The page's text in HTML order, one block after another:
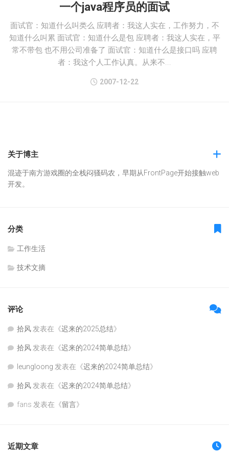
一个java程序员的面试
面试官：知道什么叫类么 应聘者：我这人实在，工作努力，不
知道什么叫累 面试官：知道什么是包 应聘者：我这人实在，平
常不带包 也不用公司准备了 面试官：知道什么是接口吗 应聘
者：我这个人工作认真。从来不...
2007-12-22
关于博主
混迹于南方游戏圈的全栈闷骚码农，早期从FrontPage开始接触web
开发。
分类
工作生活
技术文摘
评论
拾风 发表在《迟来的2025总结》
拾风 发表在《迟来的2024简单总结》
leungloong 发表在《迟来的2024简单总结》
拾风 发表在《迟来的2024简单总结》
fans 发表在《留言》
近期文章